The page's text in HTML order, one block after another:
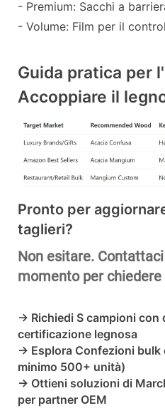
- Premium: Sacchi a
- Volume: Film per il
Guida pratica per
Accoppiare il
Pronto per
taglieri?
Non esitare.
momento per
→ Richiedi S campioni con
certificazione legnosa
→ Esplora Confezioni bulk
minimo 500+ unità)
→ Ottieni soluzioni di
per partner OEM